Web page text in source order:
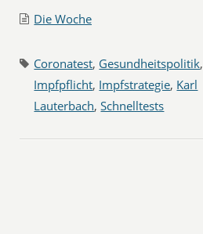
Die Woche
Coronatest, Gesundheitspolitik,
Impfpflicht, Impfstrategie, Karl
Lauterbach,Schnelltests